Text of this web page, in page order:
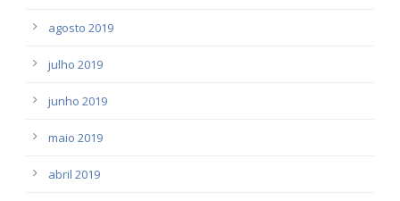
agosto 2019
julho 2019
junho 2019
maio 2019
abril 2019